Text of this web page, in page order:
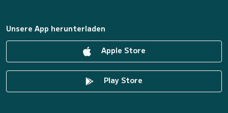
Unsere App herunterladen
Apple Store
Play Store